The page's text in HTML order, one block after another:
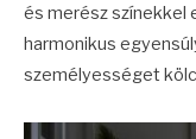
és merész színekkel
harmonikus
személyességet